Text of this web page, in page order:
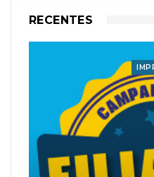
RECENTES